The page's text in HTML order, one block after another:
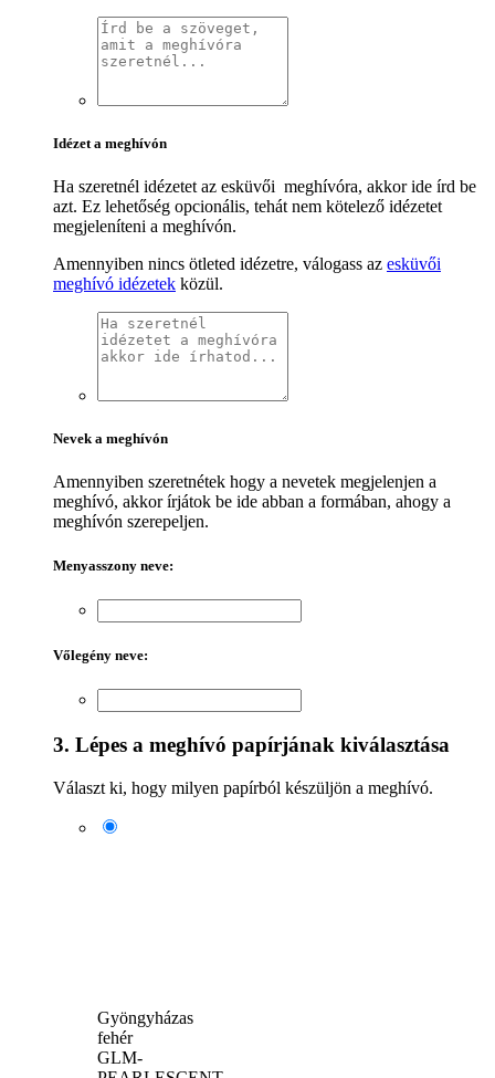
Idézet a meghívón
Ha szeretnél idézetet az esküvői meghívóra, akkor ide írd be
azt. Ez lehetőség opcionális, tehát nem kötelező idézetet
megjeleníteni a meghívón.
Amennyiben nincs ötleted idézetre, válogass az esküvői
meghívó idézetek közül.
Nevek a meghívón
Amennyiben szeretnétek hogy a nevetek megjelenjen a
meghívó, akkor írjátok be ide abban a formában, ahogy a
meghívón szerepeljen.
Menyasszony neve:
Vőlegény neve:
3. Lépes a meghívó papírjának kiválasztása
Választ ki, hogy milyen papírból készüljön a meghívó.
Gyöngyházas
fehér
GLM-